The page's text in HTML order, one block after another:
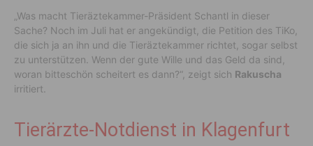
„Was macht Tieräztekammer-Präsident Schantl in dieser
Sache? Noch im Juli hat er angekündigt, die Petition des TiKo,
die sich ja an ihn und die Tieräztekammer richtet, sogar selbst
zu unterstützen. Wenn der gute Wille und das Geld da sind,
woran bitteschön scheitert es dann?“, zeigt sich Rakuscha
irritiert.
Tierärzte-Notdienst in Klagenfurt